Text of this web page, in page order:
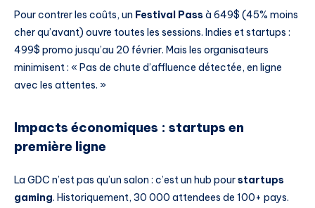
Pour contrer les coûts, un Festival Pass à 649$ (45% moins
cher qu’avant) ouvre toutes les sessions. Indies et startups :
499$ promo jusqu’au 20 février. Mais les organisateurs
minimisent : « Pas de chute d’affluence détectée, en ligne
avec les attentes. »
Impacts économiques : startups en
première ligne
La GDC n’est pas qu’un salon : c’est un hub pourstartups
gaming. Historiquement, 30 000 attendees de 100+ pays.